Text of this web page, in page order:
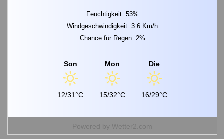
Feuchtigkeit: 53%
Windgeschwindigkeit: 3.6 Km/h
Chance für Regen: 2%
Son
12/31°C
Mon
15/32°C
Die
16/29°C
Powered by Wetter2.com